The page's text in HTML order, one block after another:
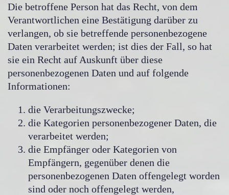
Die betroffene Person hat das Recht, von dem
Verantwortlichen eine Bestätigung darüber zu
verlangen, ob sie betreffende personenbezogene
Daten verarbeitet werden; ist dies der Fall, so hat
sie ein Recht auf Auskunft über diese
personenbezogenen Daten und auf folgende
Informationen:
die Verarbeitungszwecke;
die Kategorien personenbezogener Daten, die
verarbeitet werden;
die Empfänger oder Kategorien von
Empfängern, gegenüber denen die
personenbezogenen Daten offengelegt worden
sind oder noch offengelegt werden,